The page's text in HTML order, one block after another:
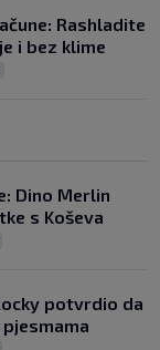
Rashladite
i bez klime
Dino Merlin
s Koševa
potvrdio da